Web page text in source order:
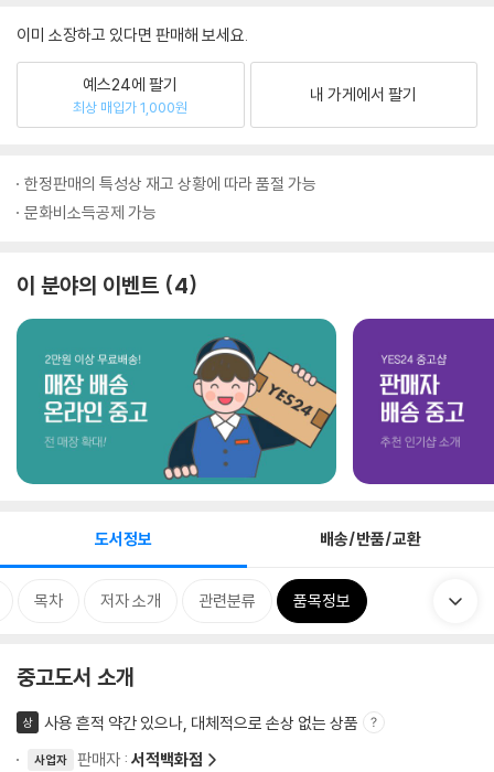
이미 소장하고 있다면 판매해 보세요.
예스24에 팔기
최상 매입가 1,000원
내 가게에서 팔기
한정판매의 특성상 재고 상황에 따라 품절 가능
문화비소득공제 가능
이 분야의 이벤트 4
도서정보 배송/반품/교환
목차 저자 소개 관련분류 품목정보
중고도서 소개
상 사용 흔적 약간 있으나, 대체적으로 손상 없는 상품
사업자 판매자 : 서적백화점